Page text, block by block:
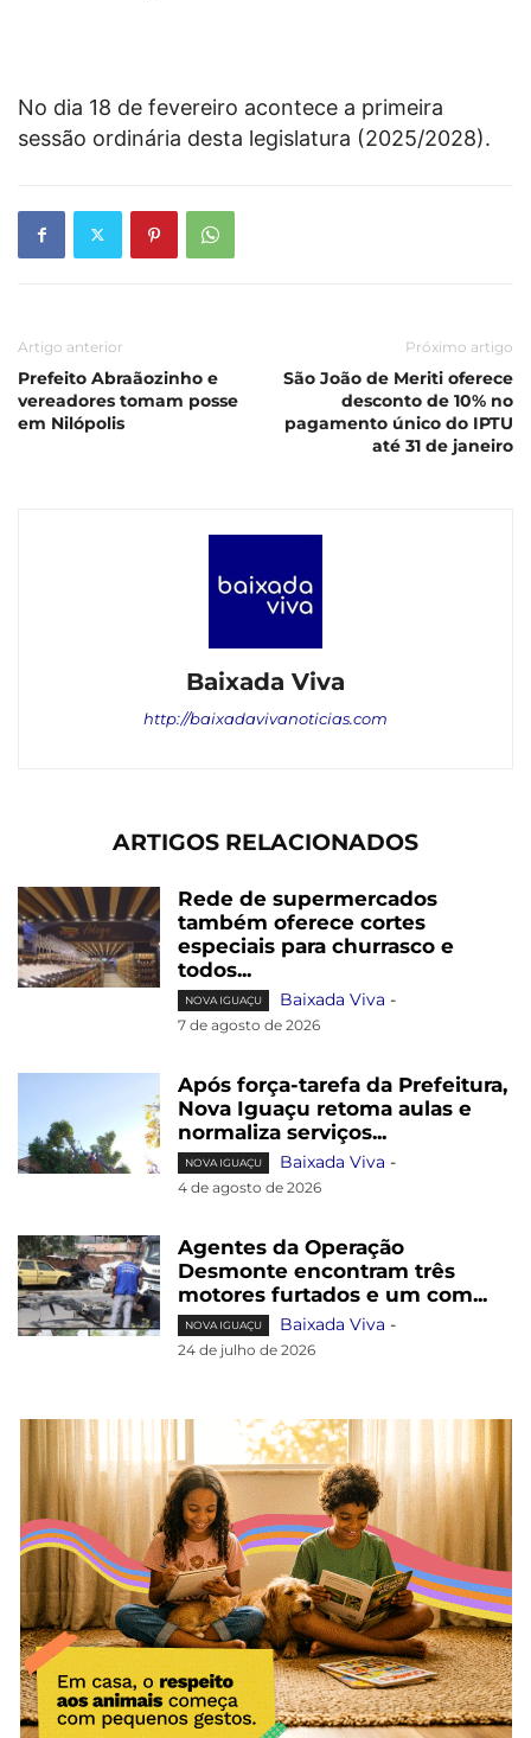
No dia 18 de fevereiro acontece a primeira
sessão ordinária desta legislatura (2025/2028).
Artigo anterior
Prefeito Abraãozinho e
vereadores tomam posse
em Nilópolis
Próximo artigo
São João de Meriti oferece
desconto de 10% no
pagamento único do IPTU
até 31 de janeiro
Baixada Viva
http://baixadavivanoticias.com
ARTIGOS RELACIONADOS
Rede de supermercados
também oferece cortes
especiais para churrasco e
todos...
NOVA IGUAÇU Baixada Viva -
7 de agosto de 2026
Após força-tarefa da Prefeitura,
Nova Iguaçu retoma aulas e
normaliza serviços...
NOVA IGUAÇU Baixada Viva -
4 de agosto de 2026
Agentes da Operação
Desmonte encontram três
motores furtados e um com...
NOVA IGUAÇU Baixada Viva -
24 de julho de 2026